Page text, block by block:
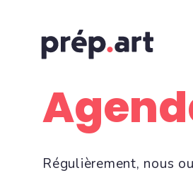
Régulièrement, nous